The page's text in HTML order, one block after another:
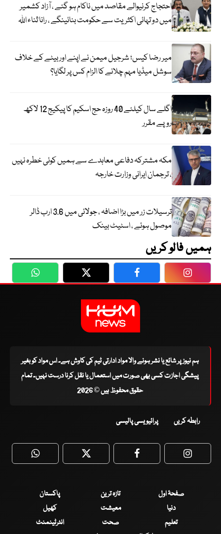
احتجاج کرنیوالے مقاصد میں ناکام ہو گئے ، آزاد کشمیر
میں دو تہائی اکثریت سے حکومت بنائینگے ، رانا ثناء اللہ
میر رضا کیس؛ شرجیل میمن نے اپنے اور بیٹے کے خلاف
سوشل میڈیا مہم چلانے کا الزام کس پر لگایا؟
اگلے سال کیلئے 40 روزہ حج اسکیم کا پیکیج 12 لاکھ
روپے مقرر
مکہ مشترکہ دفاعی معاہدے سے ہمیں کوئی خطرہ نہیں
، ترجمان ایرانی وزارت خارجہ
ترسیلات زر میں بڑا اضافہ ، جولائی میں 3.6 ارب ڈالر
موصول ہوئے ، اسٹیٹ بینک
ہمیں فالو کریں
WhatsApp Twitter Facebook
ہم نیوز پر شائع یا نشر ہونے والا مواد ادارتی ٹیم کی کاوش ہے۔ اس مواد کو بغیر
پیشگی اجازت کسی بھی صورت میں استعمال یا نقل کرنا درست نہیں۔ تمام
حقوق محفوظ ہیں © 2026
رابطہ کریں پرائیویسی پالیسی
WhatsApp Twitter Facebook
صفحۂ اول تازہ ترین
پاکستان
دنیا
معیشت
کھیل
تعلیم
صحت
انٹرٹینمنٹ